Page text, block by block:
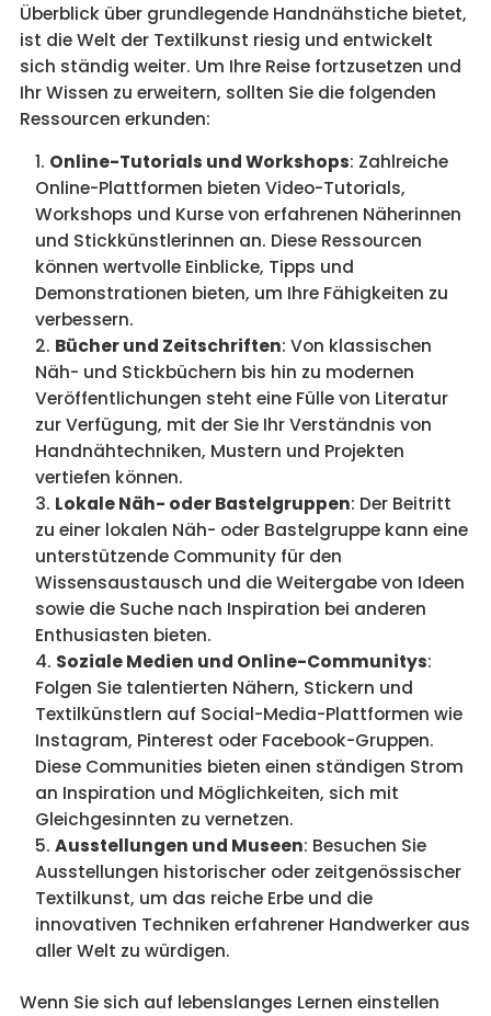
Überblick über grundlegende Handnähstiche bietet,
ist die Welt der Textilkunst riesig und entwickelt
sich ständig weiter. Um Ihre Reise fortzusetzen und
Ihr Wissen zu erweitern, sollten Sie die folgenden
Ressourcen erkunden:
Online-Tutorials und Workshops: Zahlreiche
Online-Plattformen bieten Video-Tutorials,
Workshops und Kurse von erfahrenen Näherinnen
und Stickkünstlerinnen an. Diese Ressourcen
können wertvolle Einblicke, Tipps und
Demonstrationen bieten, um Ihre Fähigkeiten zu
verbessern.
Bücher und Zeitschriften: Von klassischen
Näh- und Stickbüchern bis hin zu modernen
Veröffentlichungen steht eine Fülle von Literatur
zur Verfügung, mit der Sie Ihr Verständnis von
Handnähtechniken, Mustern und Projekten
vertiefen können.
Lokale Näh- oder Bastelgruppen: Der Beitritt
zu einer lokalen Näh- oder Bastelgruppe kann eine
unterstützende Community für den
Wissensaustausch und die Weitergabe von Ideen
sowie die Suche nach Inspiration bei anderen
Enthusiasten bieten.
Soziale Medien und Online-Communitys:
Folgen Sie talentierten Nähern, Stickern und
Textilkünstlern auf Social-Media-Plattformen wie
Instagram, Pinterest oder Facebook-Gruppen.
Diese Communities bieten einen ständigen Strom
an Inspiration und Möglichkeiten, sich mit
Gleichgesinnten zu vernetzen.
Ausstellungen und Museen: Besuchen Sie
Ausstellungen historischer oder zeitgenössischer
Textilkunst, um das reiche Erbe und die
innovativen Techniken erfahrener Handwerker aus
aller Welt zu würdigen.
Wenn Sie sich auf lebenslanges Lernen einstellen